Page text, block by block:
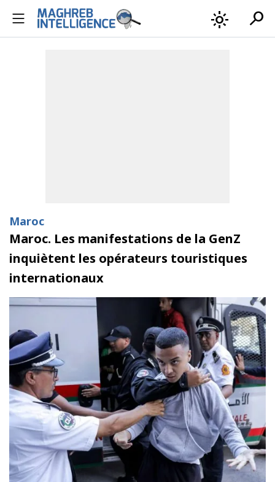
light_mode search
Maroc
Maroc. Les manifestations de la GenZ
inquiètent les opérateurs touristiques
internationaux